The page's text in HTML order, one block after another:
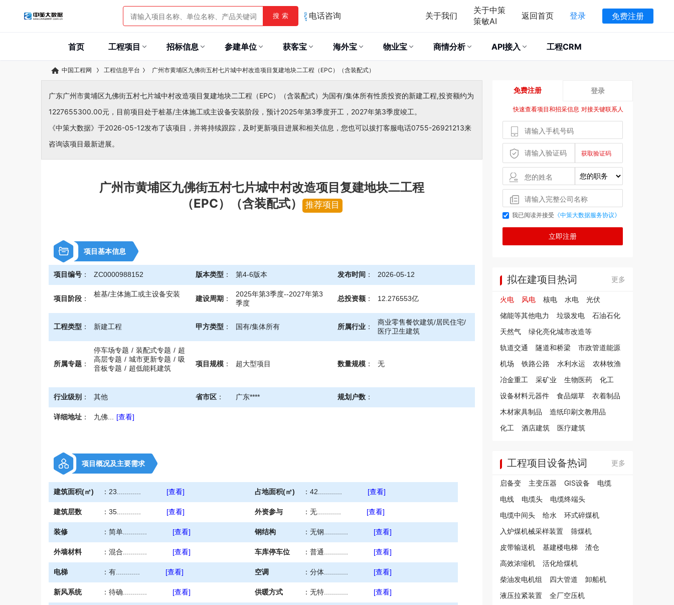
搜 索 电话咨询 关于我们
关于中策
策敏AI
返回首页 登录 免费注册
首页 工程项目 招标信息 参建单位 获客宝 海外宝 物业宝 商情分析 API接入 工程CRM
中国工程网 工程信息平台 广州市黄埔区九佛街五村七片城中村改造项目复建地块二工程（EPC）（含装配式）
广东广州市黄埔区九佛街五村七片城中村改造项目复建地块二工程（EPC）（含装配式）为国有/集体所有性质投资的新建工程,投资额约为
1227655300.00元，目前项目处于桩基/主体施工或主设备安装阶段，预计2025年第3季度开工，2027年第3季度竣工。
《中策大数据》于2026-05-12发布了该项目，并将持续跟踪，及时更新项目进展和相关信息，您也可以拔打客服电话0755-26921213来
咨询该项目最新进展。
广州市黄埔区九佛街五村七片城中村改造项目复建地块二工程
（EPC）（含装配式）
推荐项目
项目基本信息
项目编号 ： ZC0000988152 版本类型 ： 第4-6版本 发布时间 ： 2026-05-12
项目阶段 ：
桩基/主体施工或主设备安装
建设周期 ：
2025年第3季度--2027年第3
季度
总投资额 ： 12.276553亿
工程类型 ： 新建工程 甲方类型 ： 国有/集体所有 所属行业 ：
商业零售餐饮建筑/居民住宅/
医疗卫生建筑
所属专题 ：
停车场专题 / 装配式专题 / 超
高层专题 / 城市更新专题 / 吸
音板专题 / 超低能耗建筑
项目规模 ： 超大型项目 数量规模 ： 无
行业级别 ： 其他 省市区 ： 广东**** 规划户数 ：
详细地址 ： 九佛... [查看]
项目概况及主要需求
建筑面积(㎡) ： 23............ [查看] 占地面积(㎡) ： 42............ [查看]
建筑层数 ： 35............ [查看] 外资参与 ： 无............ [查看]
装修 ： 简单............ [查看] 钢结构 ： 无钢............ [查看]
外墙材料 ： 混合............ [查看] 车库停车位 ： 普通............ [查看]
电梯 ： 有............ [查看] 空调 ： 分体............ [查看]
新风系统 ： 待确............ [查看] 供暖方式 ： 无特............ [查看]
免费注册 登录
快速查看项目和招采信息 对接关键联系人
我已阅读并接受 《中策大数据服务协议》
立即注册
拟在建项目热词 更多
火电 风电 核电 水电
光伏
储能等其他电力
垃圾发电
石油石化
天然气
绿化亮化城市改造等
轨道交通
隧道和桥梁
市政管道能源
机场
铁路公路 水利水运
农林牧渔
冶金重工
采矿业 生物医药
化工
设备材料元器件
食品烟草
衣着制品
木材家具制品
造纸印刷文教用品
化工
酒店建筑 医疗建筑
工程项目设备热词 更多
启备变 主变压器 GIS设备
电缆
电线
电缆头
电缆终端头
电缆中间头
给水
环式碎煤机
入炉煤机械采样装置
筛煤机
皮带输送机
基建楼电梯
渣仓
高效浓缩机
活化给煤机
柴油发电机组
四大管道
卸船机
液压拉紧装置
全厂空压机